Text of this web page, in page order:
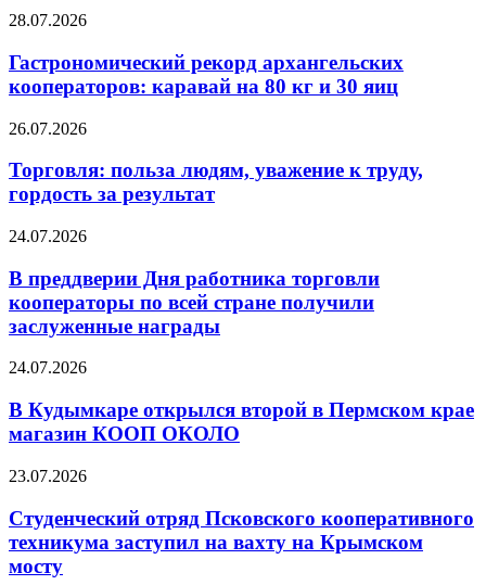
28.07.2026
Гастрономический рекорд архангельских
кооператоров: каравай на 80 кг и 30 яиц
26.07.2026
Торговля: польза людям, уважение к труду,
гордость за результат
24.07.2026
В преддверии Дня работника торговли
кооператоры по всей стране получили
заслуженные награды
24.07.2026
В Кудымкаре открылся второй в Пермском крае
магазин КООП ОКОЛО
23.07.2026
Студенческий отряд Псковского кооперативного
техникума заступил на вахту на Крымском
мосту